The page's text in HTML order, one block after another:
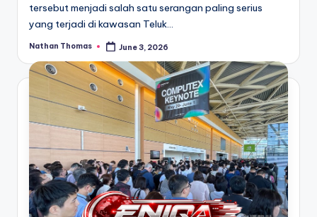
tersebut menjadi salah satu serangan paling serius
yang terjadi di kawasan Teluk…
Posted
Nathan Thomas June 3, 2026